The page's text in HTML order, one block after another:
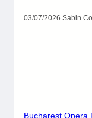
03/07/2026.Sabin
Bucharest Opera